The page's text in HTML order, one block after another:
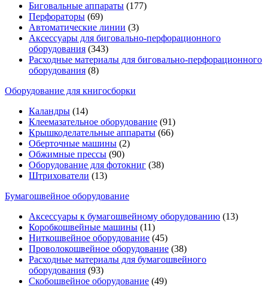
Биговальные аппараты (177)
Перфораторы (69)
Автоматические линии (3)
Аксессуары для биговально-перфорационного
оборудования (343)
Расходные материалы для биговально-перфорационного
оборудования (8)
Оборудование для книгосборки
Каландры (14)
Клеемазательное оборудование (91)
Крышкоделательные аппараты (66)
Оберточные машины (2)
Обжимные прессы (90)
Оборудование для фотокниг (38)
Штрихователи (13)
Бумагошвейное оборудование
Аксессуары к бумагошвейному оборудованию (13)
Коробкошвейные машины (11)
Ниткошвейное оборудование (45)
Проволокошвейное оборудование (38)
Расходные материалы для бумагошвейного
оборудования (93)
Скобошвейное оборудование (49)